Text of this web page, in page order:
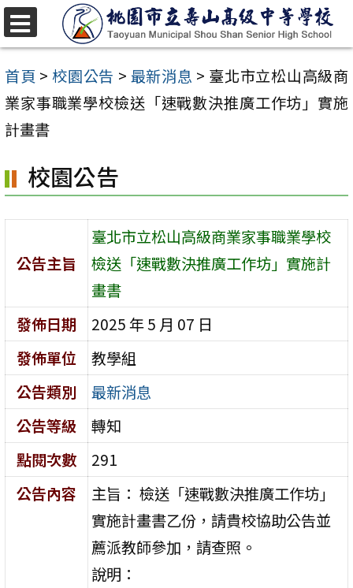
跳
至
主
要
內
區
首頁 > 校園公告 > 最新消息 > 臺北市立松山高級商
業家事職業學校檢送「速戰數決推廣工作坊」實施
計畫書
校園公告
公告主旨
臺北市立松山高級商業家事職業學校
檢送「速戰數決推廣工作坊」實施計
畫書
發佈日期
2025 年 5 月 07 日
發佈單位
教學組
公告類別
最新消息
公告等級
轉知
點閱次數
291
公告內容
主旨： 檢送「速戰數決推廣工作坊」
實施計畫書乙份，請貴校協助公告並
薦派教師參加，請查照。
說明：
選
單